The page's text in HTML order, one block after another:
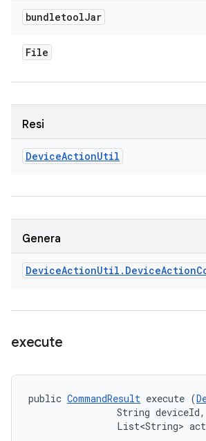
bundletoolJar
File
Resi
DeviceActionUtil
Genera
DeviceActionUtil . DeviceAction
execute
public CommandResult execute (
                String deviceId,
List<String>